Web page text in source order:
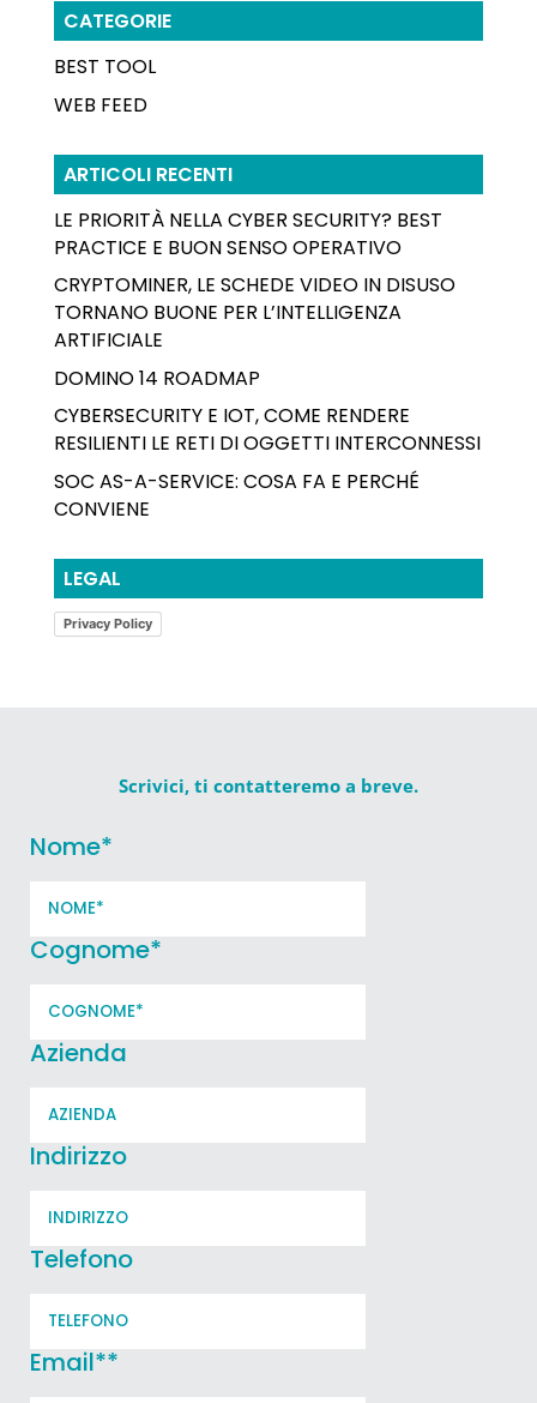
CATEGORIE
BEST TOOL
WEB FEED
ARTICOLI RECENTI
LE PRIORITÀ NELLA CYBER SECURITY? BEST
PRACTICE E BUON SENSO OPERATIVO
CRYPTOMINER, LE SCHEDE VIDEO IN DISUSO
TORNANO BUONE PER L’INTELLIGENZA
ARTIFICIALE
DOMINO 14 ROADMAP
CYBERSECURITY E IOT, COME RENDERE
RESILIENTI LE RETI DI OGGETTI INTERCONNESSI
SOC AS-A-SERVICE: COSA FA E PERCHÉ
CONVIENE
LEGAL
Privacy Policy
Scrivici, ti contatteremo a breve.
Nome*
Cognome*
Azienda
Indirizzo
Telefono
Email**